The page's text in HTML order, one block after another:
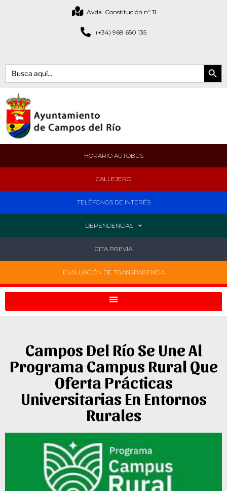
Avda. Constitución nº 11
(+34) 968 650 135
Buscar: Botón de
HORARIO AUTOBÚS
CALLEJERO
TELÉFONOS DE INTERÉS
DEPENDENCIAS
CITA PREVIA
EVALUACIÓN DE TRANSPARENCIA
Campos Del Río Se Une Al
Programa Campus Rural Que
Oferta Prácticas
Universitarias En Entornos
Rurales